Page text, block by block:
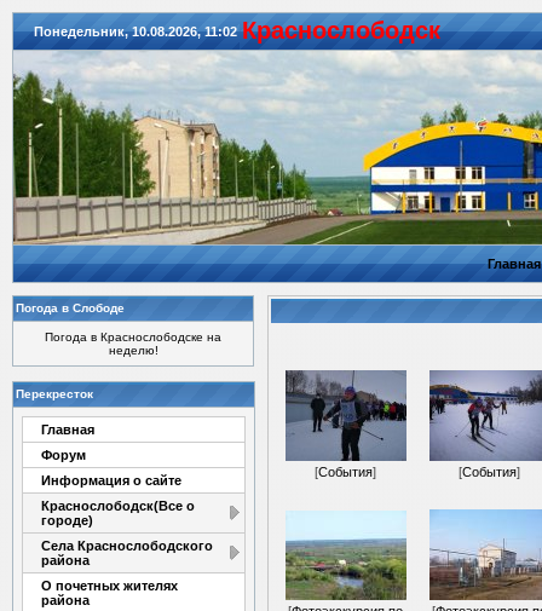
Понедельник, 10.08.2026, 11:02 Красноcлободск
Главная
Погода в Слободе
Погода в Краснослободске на
неделю!
Перекресток
Главная
Форум
Информация о сайте
Краснослободск(Все о
городе)
Села Краснослободского
района
О почетных жителях
района
[События] [События]